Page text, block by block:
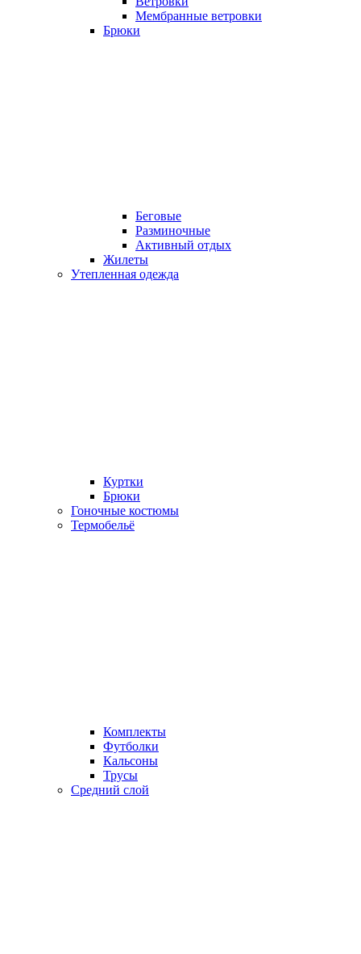
Мембранные ветровки
Брюки
Беговые
Разминочные
Активный отдых
Жилеты
Утепленная одежда
Куртки
Брюки
Гоночные костюмы
Термобельё
Комплекты
Футболки
Кальсоны
Трусы
Средний слой